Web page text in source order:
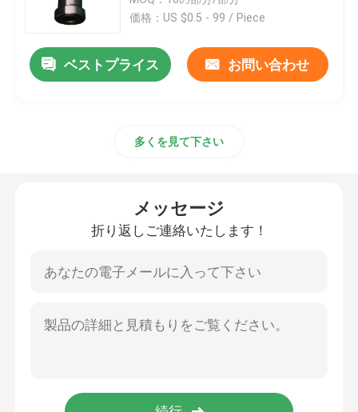
CNC工学機械部品
宇宙航空消失型鋳造法
価格：US $0.5 - 99 / Piece
ベストプライス お問い合わせ
多くを見て下さい
メッセージ
折り返しご連絡いたします！